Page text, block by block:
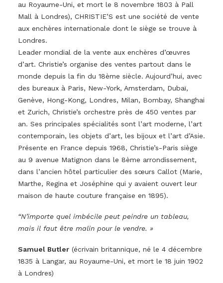
au Royaume-Uni, et mort le 8 novembre 1803 à Pall
Mall à Londres), CHRISTIE’S est une société de vente
aux enchères internationale dont le siège se trouve à
Londres.
Leader mondial de la vente aux enchères d’œuvres
d’art. Christie’s organise des ventes partout dans le
monde depuis la fin du 18ème siècle. Aujourd’hui, avec
des bureaux à Paris, New-York, Amsterdam, Dubaï,
Genève, Hong-Kong, Londres, Milan, Bombay, Shanghai
et Zurich, Christie’s orchestre près de 450 ventes par
an. Ses principales spécialités sont l’art moderne, l’art
contemporain, les objets d’art, les bijoux et l’art d’Asie.
Présente en France depuis 1968, Christie’s-Paris siège
au 9 avenue Matignon dans le 8ème arrondissement,
dans l’ancien hôtel particulier des sœurs Callot (Marie,
Marthe, Regina et Joséphine qui y avaient ouvert leur
maison de haute couture française en 1895).
“N’importe quel imbécile peut peindre un tableau,
mais il faut être malin pour le vendre. »
Samuel Butler (écrivain britannique, né le 4 décembre
1835 à Langar, au Royaume-Uni, et mort le 18 juin 1902
à Londres)